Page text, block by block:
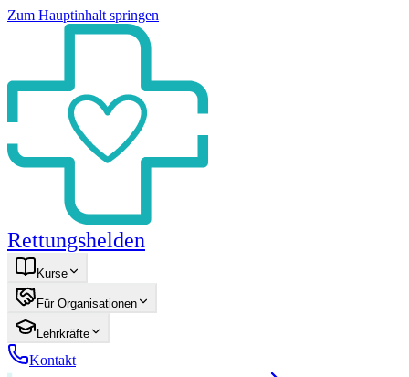
Zum Hauptinhalt springen
Rettungshelden
Kurse
Für Organisationen
Lehrkräfte
Kontakt